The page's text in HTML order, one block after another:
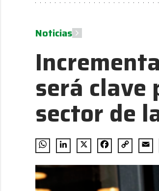
Noticias
será clave
sector de
WhatsAppLinkedIn
X FacebookCopy
Email